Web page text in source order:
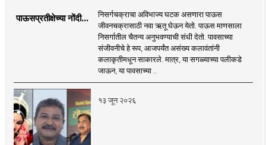
पाऊसप्रतीक्षेच्या नोंदी...
निसर्गचक्राचा अविभाज्य घटक असणारा पाऊस
जीवनचक्रासाठी नवा ऋतू घेऊन येतो. पाऊस माणसाला
निसर्गातील चैतन्य अनुभवण्याची संधी देतो. पावसाच्या
संजीवनीचे हे रूप, आजपर्यंत असंख्य कलावंतांनी
कलाकृतीमधून साकारले. मात्र, या सगळ्याच्या पलीकडे
जाऊन, या पावसाच्या ..
१३ जून २०२६